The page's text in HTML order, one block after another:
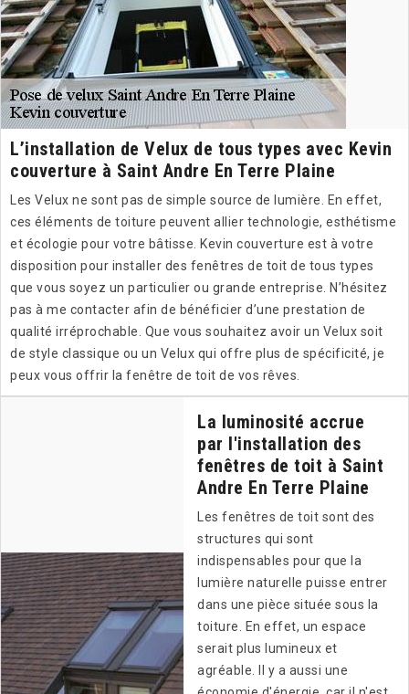
L’installation de Velux de tous types avec Kevin
couverture à Saint Andre En Terre Plaine
Les Velux ne sont pas de simple source de lumière. En effet,
ces éléments de toiture peuvent allier technologie, esthétisme
et écologie pour votre bâtisse. Kevin couverture est à votre
disposition pour installer des fenêtres de toit de tous types
que vous soyez un particulier ou grande entreprise. N’hésitez
pas à me contacter afin de bénéficier d’une prestation de
qualité irréprochable. Que vous souhaitez avoir un Velux soit
de style classique ou un Velux qui offre plus de spécificité, je
peux vous offrir la fenêtre de toit de vos rêves.
La luminosité accrue
par l'installation des
fenêtres de toit à Saint
Andre En Terre Plaine
Les fenêtres de toit sont des
structures qui sont
indispensables pour que la
lumière naturelle puisse entrer
dans une pièce située sous la
toiture. En effet, un espace
serait plus lumineux et
agréable. Il y a aussi une